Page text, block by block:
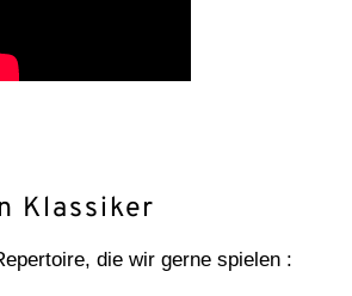
Klassiker
die wir gerne spielen :